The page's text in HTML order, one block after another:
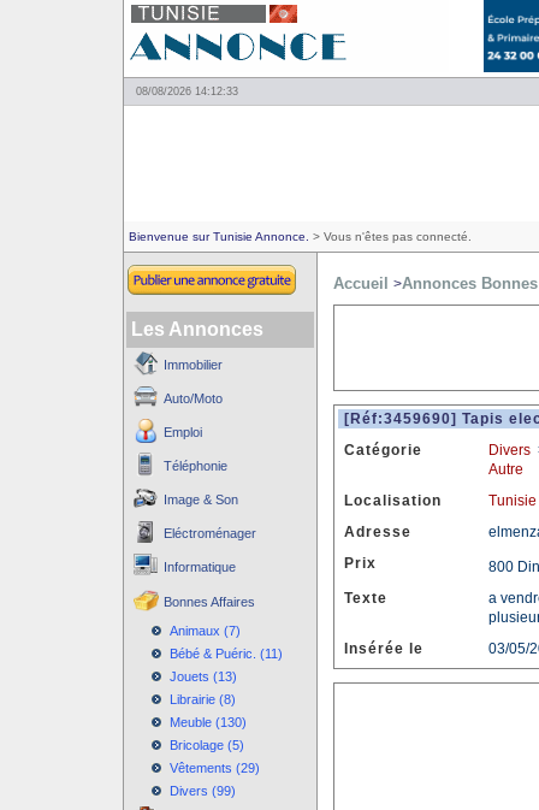
08/08/2026 14:12:33
Bienvenue sur Tunisie Annonce. > Vous n'êtes pas connecté.
Les Annonces
Immobilier
Auto/Moto
Emploi
Téléphonie
Image & Son
Eléctroménager
Informatique
Bonnes Affaires
Animaux (7)
Bébé & Puéric. (11)
Jouets (13)
Librairie (8)
Meuble (130)
Bricolage (5)
Vêtements (29)
Divers (99)
Accueil >Annonces
[Réf:3459690] Tapis
Catégorie
Divers
Autre
Localisation
Tunisie
Adresse
Prix
800
Texte
a
Insérée le
03/05/